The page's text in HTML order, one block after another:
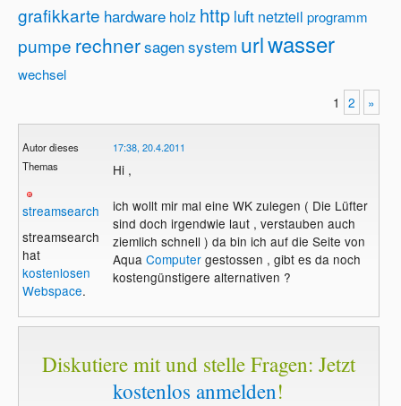
grafikkarte hardware holz http luft netzteil programm
pumpe rechnersagensystem urlwasser
wechsel
1 2 »
Autor dieses
Themas
streamsearch
streamsearch
hat
kostenlosen
Webspace.
17:38, 20.4.2011
Hi ,
ich wollt mir mal eine WK zulegen ( Die Lüfter
sind doch irgendwie laut , verstauben auch
ziemlich schnell ) da bin ich auf die Seite von
Aqua Computergestossen , gibt es da noch
kostengünstigere alternativen ?
Diskutiere mit und stelle Fragen: Jetzt
kostenlos anmelden!